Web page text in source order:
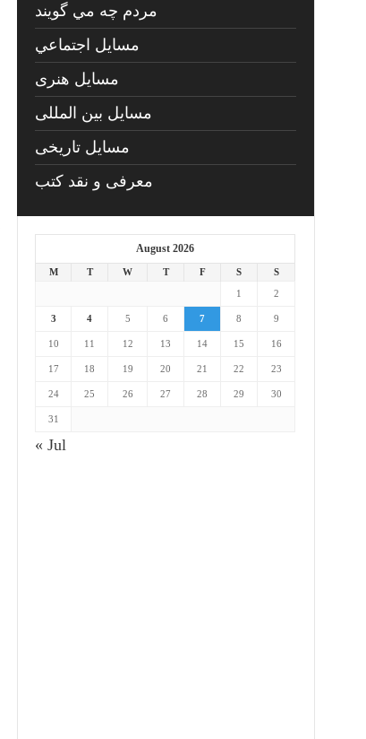
مردم چه مي گويند
مسايل اجتماعي
مسايل هنری
مسایل بین المللی
مسایل تاریخی
معرفی و نقد کتب
August 2026
M T W T F S
S
1
2
3 4 5 6 7 8 9
10 11 12 13 14 15 16
17 18 19 20 21 22 23
24 25 26 27 28 29 30
31
« Jul